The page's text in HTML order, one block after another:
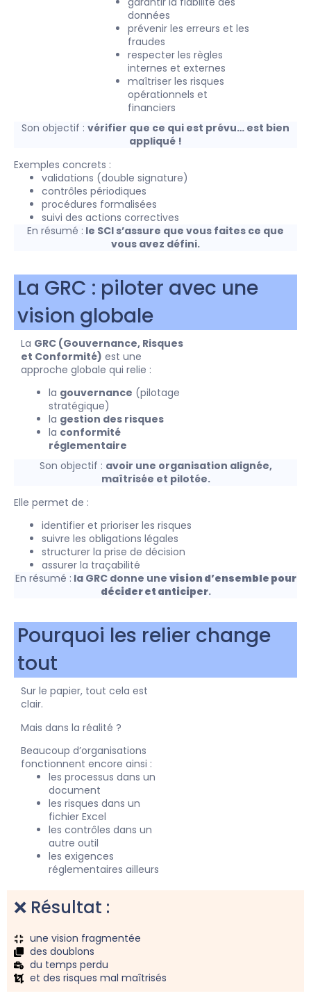
données
prévenir les erreurs et les
fraudes
respecter les règles
internes et externes
maîtriser les risques
opérationnels et
financiers
Son objectif : vérifier que ce qui est prévu… est bien
appliqué !
Exemples concrets :
validations (double signature)
contrôles périodiques
procédures formalisées
suivi des actions correctives
En résumé : le SCI s’assure que vous faites ce que
vous avez défini.
La GRC : piloter avec une
vision globale
La GRC (Gouvernance, Risques
et Conformité) est une
approche globale qui relie :
la gouvernance (pilotage
stratégique)
la gestion des risques
la conformité
réglementaire
Son objectif : avoir une organisation alignée,
maîtrisée et pilotée.
Elle permet de :
identifier et prioriser les risques
suivre les obligations légales
structurer la prise de décision
assurer la traçabilité
En résumé : la GRC donne une vision d’ensemble pour
décider et anticiper.
Pourquoi les relier change
tout
Sur le papier, tout cela est
clair.
Mais dans la réalité ?
Beaucoup d’organisations
fonctionnent encore ainsi :
les processus dans un
document
les risques dans un
fichier Excel
les contrôles dans un
autre outil
les exigences
réglementaires ailleurs
❌ Résultat :
une vision fragmentée
des doublons
du temps perdu
et des risques mal maîtrisés